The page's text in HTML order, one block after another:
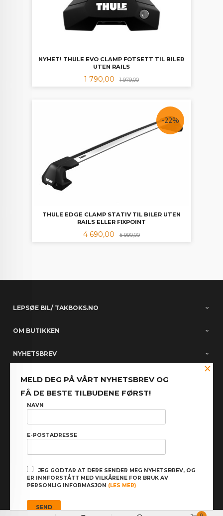
NYHET! THULE EVO CLAMP FOTSETT TIL BILER
UTEN RAILS
Tilbud
1 790,00 1 979,00Rabatt
THULE EDGE CLAMP STATIV TIL BILER UTEN
RAILS ELLER FIXPOINT
Tilbud
4 690,00 5 990,00Rabatt
-22%
LEPSØE BIL/ TAKBOKS.NO
OM BUTIKKEN
NYHETSBREV
PARTNERE
FRAKT
NYHETSBREV
×
MELD DEG PÅ VÅRT NYHETSBREV OG
FÅ DE BESTE TILBUDENE FØRST!
NAVN
E-POSTADRESSE
JEG GODTAR AT DERE SENDER MEG NYHETSBREV, OG
ER INNFORSTÅTT MED VILKÅRENE FOR BRUK AV
PERSONLIG INFORMASJON (LES MER)